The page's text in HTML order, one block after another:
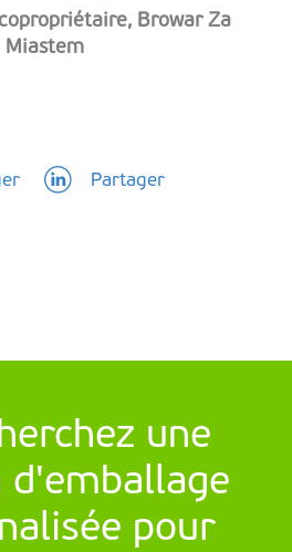
Browar Za
Miastem
Partager
une
d'emballage
pour